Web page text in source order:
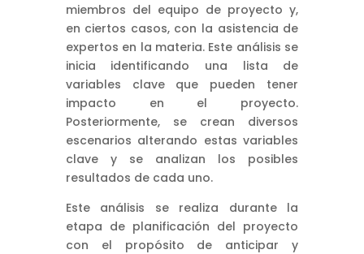
miembros del equipo de proyecto y,
en ciertos casos, con la asistencia de
expertos en la materia. Este análisis se
inicia identificando una lista de
variables clave que pueden tener
impacto en el proyecto.
Posteriormente, se crean diversos
escenarios alterando estas variables
clave y se analizan los posibles
resultados de cada uno.
Este análisis se realiza durante la
etapa de planificación del proyecto
con el propósito de anticipar y